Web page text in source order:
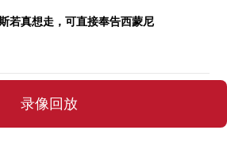
若真想走，可直接奉告西蒙尼
录像回放